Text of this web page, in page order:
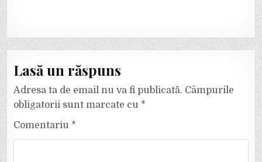
Lasă un răspuns
Adresa ta de email nu va fi publicată. Câmpurile
obligatorii sunt marcate cu *
Comentariu *